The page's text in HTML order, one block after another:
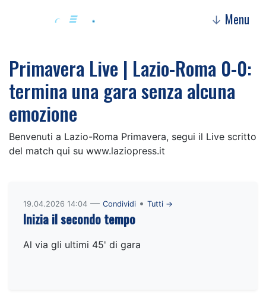
↓ Menu
Primavera Live | Lazio-Roma 0-0:
termina una gara senza alcuna
emozione
Benvenuti a Lazio-Roma Primavera, segui il Live scritto
del match qui su www.laziopress.it
19.04.2026 14:04 — Condividi • Tutti →
Inizia il secondo tempo
Al via gli ultimi 45' di gara